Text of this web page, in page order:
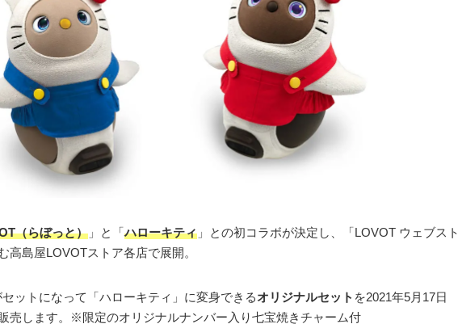
（らぼっと） 」と「ハローキティ 」との初コラボが決定し、「LOVOT ウェブスト
高島屋LOVOTストア各店で展開。
ットになって「ハローキティ」に変身できるオリジナルセット を2021年5月17日
売します。※限定のオリジナルナンバー入り七宝焼きチャーム付